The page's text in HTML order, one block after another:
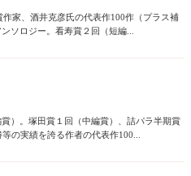
家、酒井克彦氏の代表作100作（プラス補
ソロジー。看寿賞２回（短編...
）。塚田賞１回（中編賞）、詰パラ半期賞
の実績を誇る作者の代表作100...